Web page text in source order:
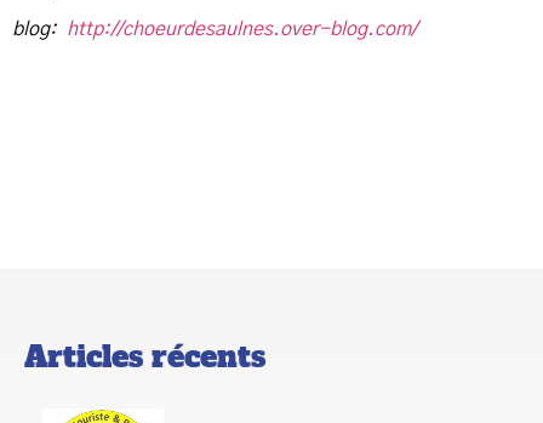
blog: http://choeurdesaulnes.over-blog.com/
Articles récents